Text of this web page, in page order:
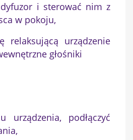
dyfuzor i sterować nim z
w pokoju,
relaksującą urządzenie
głośniki
urządzenia, podłączyć